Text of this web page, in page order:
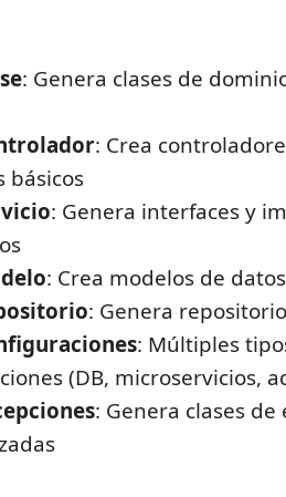
: Genera clases de
: Crea
básicos
: Genera interfaces y
: Crea modelos de
: Genera
: Múltiples
(DB, microservicios,
: Genera clases de